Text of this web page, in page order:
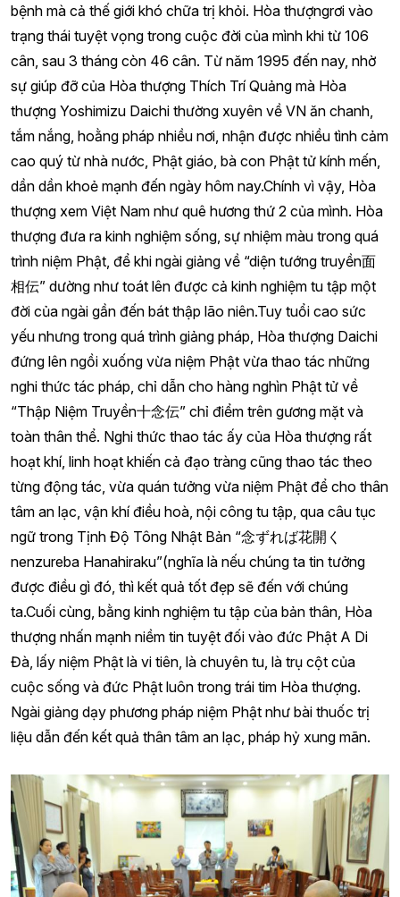
bệnh mà cả thế giới khó chữa trị khỏi. Hòa thượngrơi vào
trạng thái tuyệt vọng trong cuộc đời của mình khi từ 106
cân, sau 3 tháng còn 46 cân. Từ năm 1995 đến nay, nhờ
sự giúp đỡ của Hòa thượng Thích Trí Quảng mà Hòa
thượng Yoshimizu Daichi thường xuyên về VN ăn chanh,
tắm nắng, hoằng pháp nhiều nơi, nhận được nhiều tình cảm
cao quý từ nhà nước, Phật giáo, bà con Phật tử kính mến,
dần dần khoẻ mạnh đến ngày hôm nay.Chính vì vậy, Hòa
thượng xem Việt Nam như quê hương thứ 2 của mình. Hòa
thượng đưa ra kinh nghiệm sống, sự nhiệm màu trong quá
trình niệm Phật, để khi ngài giảng về “diện tướng truyền面
相伝” dường như toát lên được cả kinh nghiệm tu tập một
đời của ngài gần đến bát thập lão niên.Tuy tuổi cao sức
yếu nhưng trong quá trình giảng pháp, Hòa thượng Daichi
đứng lên ngồi xuống vừa niệm Phật vừa thao tác những
nghi thức tác pháp, chỉ dẫn cho hàng nghìn Phật tử về
“Thập Niệm Truyền十念伝” chỉ điểm trên gương mặt và
toàn thân thể. Nghi thức thao tác ấy của Hòa thượng rất
hoạt khí, linh hoạt khiến cả đạo tràng cũng thao tác theo
từng động tác, vừa quán tưởng vừa niệm Phật để cho thân
tâm an lạc, vận khí điều hoà, nội công tu tập, qua câu tục
ngữ trong Tịnh Độ Tông Nhật Bản “念ずれば花開く
nenzureba Hanahiraku”(nghĩa là nếu chúng ta tin tưởng
được điều gì đó, thì kết quả tốt đẹp sẽ đến với chúng
ta.Cuối cùng, bằng kinh nghiệm tu tập của bản thân, Hòa
thượng nhấn mạnh niềm tin tuyệt đối vào đức Phật A Di
Đà, lấy niệm Phật là vi tiên, là chuyên tu, là trụ cột của
cuộc sống và đức Phật luôn trong trái tim Hòa thượng.
Ngài giảng dạy phương pháp niệm Phật như bài thuốc trị
liệu dẫn đến kết quả thân tâm an lạc, pháp hỷ xung mãn.